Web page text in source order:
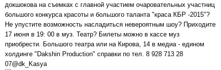
докшокова на съемках с главной участием очаровательных участниц
большого конкурса красоты и большого таланта "краса КБР -2015"?
Не упустите возможность насладиться невероятным шоу? Приходите
17 июня в 19: 00 в муз. Театр? Билеты можно в кассе муз
приобрести. Большого театра или на Кирова, 14 в медиа - едином
холдинге "Dakshin Production" справки по тел. 8 928 713 28
07@dk_Kasya